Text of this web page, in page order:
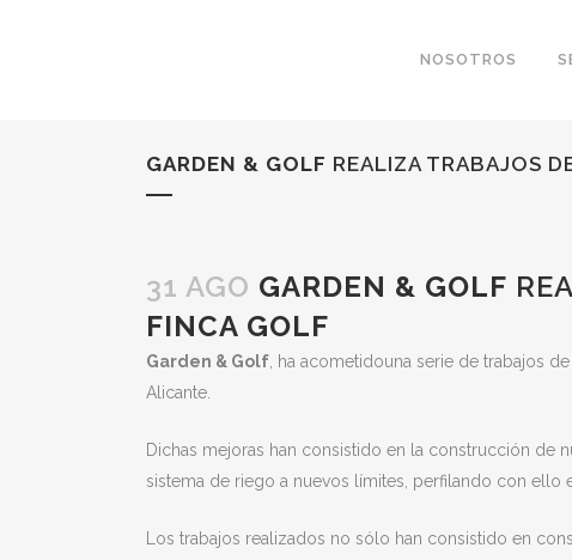
NOSOTROS
GARDEN & GOLF REALIZA TRABAJOS
31 AGO GARDEN & GOLF
FINCA GOLF
Garden & Golf , ha acometidouna serie de trabajos
Alicante.
Dichas mejoras han consistido en la construcción de
sistema de riego a nuevos límites, perfilando con ello
Los trabajos realizados no sólo han consistido en